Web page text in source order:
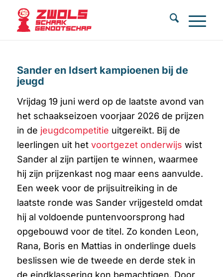
Sander en Idsert kampioenen bij de
jeugd
Vrijdag 19 juni werd op de laatste avond van
het schaakseizoen voorjaar 2026 de prijzen
in de jeugdcompetitie uitgereikt. Bij de
leerlingen uit het voortgezet onderwijs wist
Sander al zijn partijen te winnen, waarmee
hij zijn prijzenkast nog maar eens aanvulde.
Een week voor de prijsuitreiking in de
laatste ronde was Sander vrijgesteld omdat
hij al voldoende puntenvoorsprong had
opgebouwd voor de titel. Zo konden Leon,
Rana, Boris en Mattias in onderlinge duels
beslissen wie de tweede en derde stek in
de eindklassering kon bemachtigen. Door